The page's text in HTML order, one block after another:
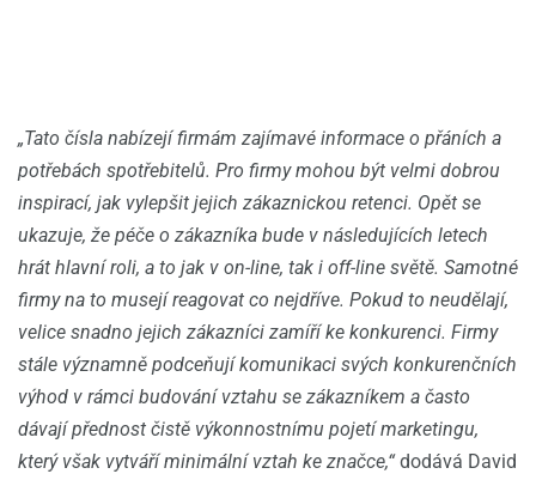
„Tato čísla nabízejí firmám zajímavé informace o přáních a
potřebách spotřebitelů. Pro firmy mohou být velmi dobrou
inspirací, jak vylepšit jejich zákaznickou retenci. Opět se
ukazuje, že péče o zákazníka bude v následujících letech
hrát hlavní roli, a to jak v on-line, tak i off-line světě. Samotné
firmy na to musejí reagovat co nejdříve. Pokud to neudělají,
velice snadno jejich zákazníci zamíří ke konkurenci. Firmy
stále významně podceňují komunikaci svých konkurenčních
výhod v rámci budování vztahu se zákazníkem a často
dávají přednost čistě výkonnostnímu pojetí marketingu,
který však vytváří minimální vztah ke značce,“dodává David